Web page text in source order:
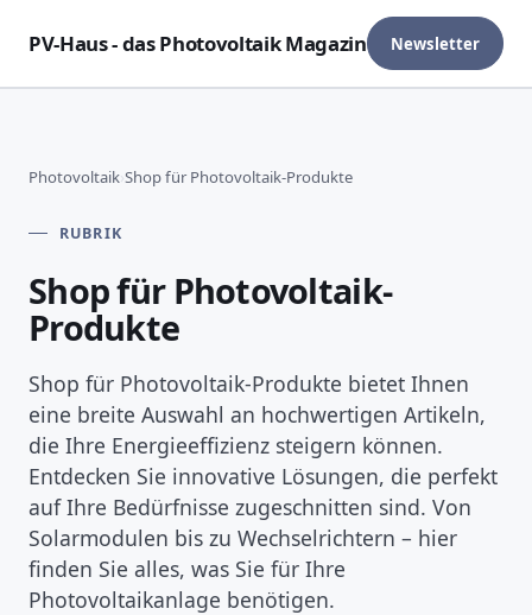
PV-Haus - das Photovoltaik Magazin Newsletter
Photovoltaik›Shop für Photovoltaik-Produkte
RUBRIK
Shop für Photovoltaik-
Produkte
Shop für Photovoltaik-Produkte bietet Ihnen
eine breite Auswahl an hochwertigen Artikeln,
die Ihre Energieeffizienz steigern können.
Entdecken Sie innovative Lösungen, die perfekt
auf Ihre Bedürfnisse zugeschnitten sind. Von
Solarmodulen bis zu Wechselrichtern – hier
finden Sie alles, was Sie für Ihre
Photovoltaikanlage benötigen.